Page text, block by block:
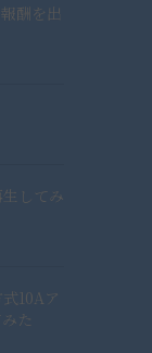
酬を出
してみ
10Aア
た